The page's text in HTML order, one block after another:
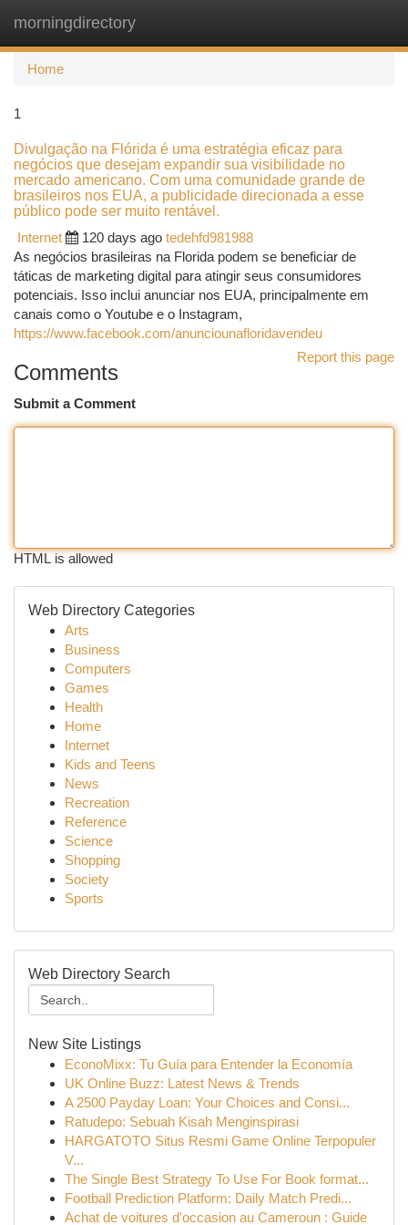
morningdirectory
Home
1
Divulgação na Flórida é uma estratégia eficaz para
negócios que desejam expandir sua visibilidade no
mercado americano. Com uma comunidade grande de
brasileiros nos EUA, a publicidade direcionada a esse
público pode ser muito rentável.
Internet
120 days ago tedehfd981988
As negócios brasileiras na Florida podem se beneficiar de
táticas de marketing digital para atingir seus consumidores
potenciais. Isso inclui anunciar nos EUA, principalmente em
canais como o Youtube e o Instagram,
https://www.facebook.com/anunciounafloridavendeu
Report this page
Comments
Submit a Comment
HTML is allowed
Web Directory Categories
Arts
Business
Computers
Games
Health
Home
Internet
Kids and Teens
News
Recreation
Reference
Science
Shopping
Society
Sports
Web Directory Search
New Site Listings
EconoMixx: Tu Guía para Entender la Economía
UK Online Buzz: Latest News & Trends
A 2500 Payday Loan: Your Choices and Consi...
Ratudepo: Sebuah Kisah Menginspirasi
HARGATOTO Situs Resmi Game Online Terpopuler
V...
The Single Best Strategy To Use For Book format...
Football Prediction Platform: Daily Match Predi...
Achat de voitures d'occasion au Cameroun : Guide